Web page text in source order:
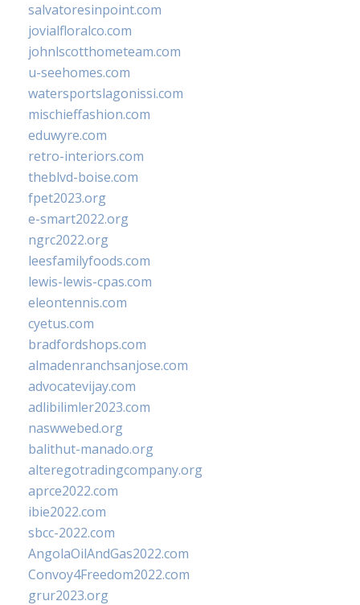
salvatoresinpoint.com
jovialfloralco.com
johnlscotthometeam.com
u-seehomes.com
watersportslagonissi.com
mischieffashion.com
eduwyre.com
retro-interiors.com
theblvd-boise.com
fpet2023.org
e-smart2022.org
ngrc2022.org
leesfamilyfoods.com
lewis-lewis-cpas.com
eleontennis.com
cyetus.com
bradfordshops.com
almadenranchsanjose.com
advocatevijay.com
adlibilimler2023.com
naswwebed.org
balithut-manado.org
alteregotradingcompany.org
aprce2022.com
ibie2022.com
sbcc-2022.com
AngolaOilAndGas2022.com
Convoy4Freedom2022.com
grur2023.org